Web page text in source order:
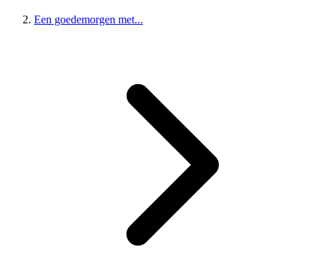
Een goedemorgen met...